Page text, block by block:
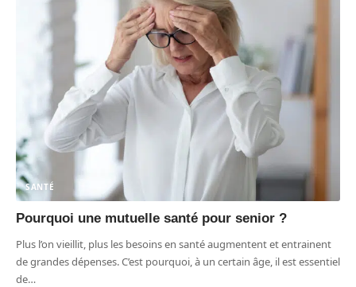
SANTÉ
Pourquoi une mutuelle santé pour senior ?
Plus l’on vieillit, plus les besoins en santé augmentent et entrainent
de grandes dépenses. C’est pourquoi, à un certain âge, il est essentiel
de…